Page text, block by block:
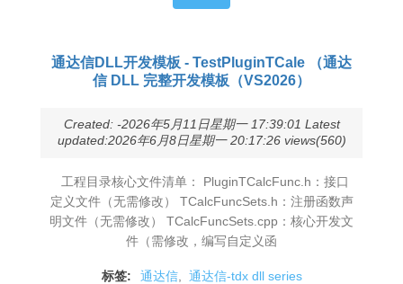
通达信DLL开发模板 - TestPluginTCale （通达
信 DLL 完整开发模板（VS2026）
Created: -2026年5月11日星期一 17:39:01 Latest
updated:2026年6月8日星期一 20:17:26 views(560)
工程目录核心文件清单： PluginTCalcFunc.h：接口
定义文件（无需修改） TCalcFuncSets.h：注册函数声
明文件（无需修改） TCalcFuncSets.cpp：核心开发文
件（需修改，编写自定义函
标签: 通达信, 通达信-tdx dll series